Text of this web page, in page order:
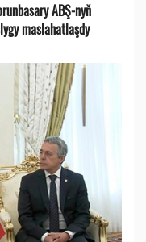
ABŞ-nyň
maslahatlaşdy